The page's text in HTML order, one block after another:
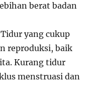
berat badan
yang cukup
reproduksi, baik
Kurang tidur
menstruasi dan